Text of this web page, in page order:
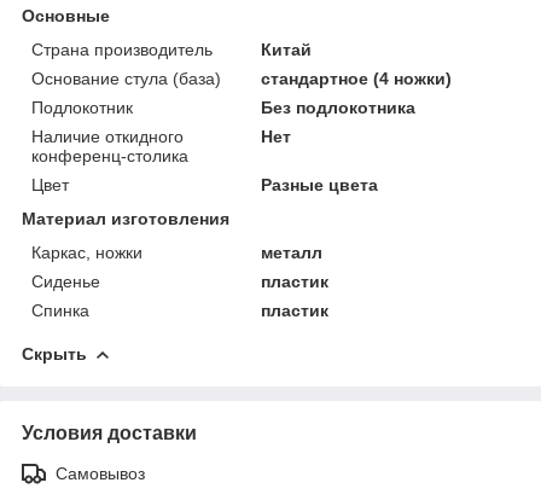
Основные
Страна производитель
Китай
Основание стула (база)
стандартное (4 ножки)
Подлокотник
Без подлокотника
Наличие откидного
конференц-столика
Нет
Цвет
Разные цвета
Материал изготовления
Каркас, ножки
металл
Сиденье
пластик
Спинка
пластик
Скрыть
Условия доставки
Самовывоз